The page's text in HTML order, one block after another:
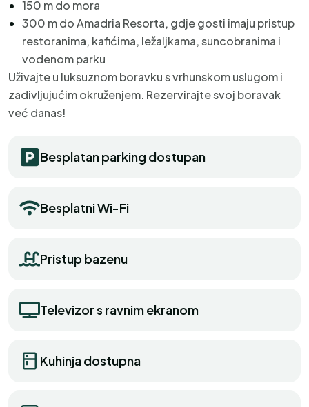
150 m do mora
300 m do Amadria Resorta, gdje gosti imaju pristup
restoranima, kafićima, ležaljkama, suncobranima i
vodenom parku
Uživajte u luksuznom boravku s vrhunskom uslugom i
zadivljujućim okruženjem. Rezervirajte svoj boravak
već danas!
Besplatan parking dostupan
Besplatni Wi-Fi
Pristup bazenu
Televizor s ravnim ekranom
Kuhinja dostupna